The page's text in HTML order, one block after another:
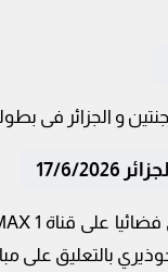
2026
بالتعليق على